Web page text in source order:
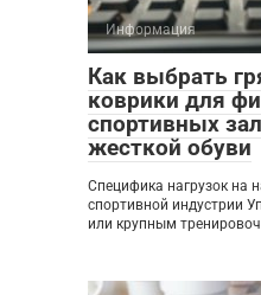
Информация
Как выбрать
коврики для
спортивных
жесткой обуви
Специфика нагрузок на
спортивной индустрии
или крупным